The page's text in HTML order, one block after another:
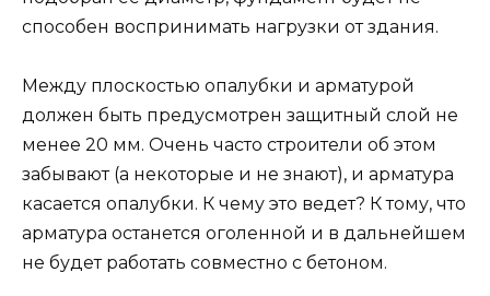
способен воспринимать нагрузки от здания.
Между плоскостью опалубки и арматурой
должен быть предусмотрен защитный слой не
менее 20 мм. Очень часто строители об этом
забывают (а некоторые и не знают), и арматура
касается опалубки. К чему это ведет? К тому, что
арматура останется оголенной и в дальнейшем
не будет работать совместно с бетоном.